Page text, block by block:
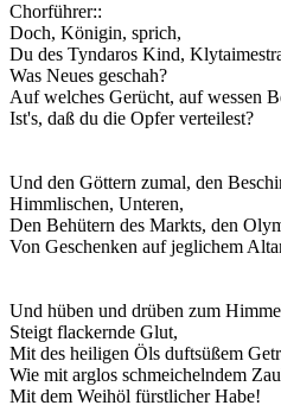
Chorführer::
Doch, Königin, sprich,
Du des Tyndaros Kind,
Was Neues geschah?
Auf welches Gerücht, auf wessen
Ist's, daß du die Opfer verteilest?
Und den Göttern zumal, den
Himmlischen, Unteren,
Den Behütern des Markts, den
Von Geschenken auf jeglichem
Und hüben und drüben zum
Steigt flackernde Glut,
Mit des heiligen Öls duftsüßem
Wie mit arglos schmeichelndem
Mit dem Weihöl fürstlicher Habe!